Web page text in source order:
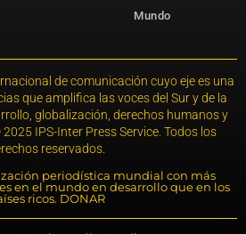
Mundo
de comunicación cuyo eje es una
que amplifica las voces del Sur y de la
globalización, derechos humanos y
IPS-Inter Press Service. Todos los
reservados.
periodística mundial con más
en el mundo en desarrollo que en los
ricos. DONAR